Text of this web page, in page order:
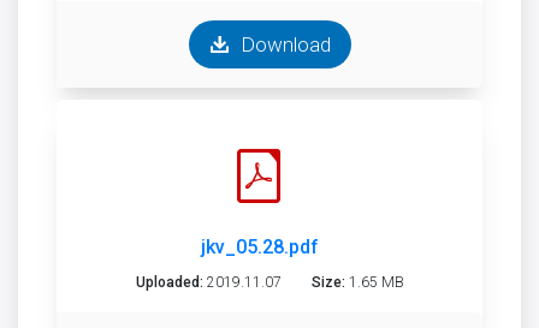
Download
jkv_05.28.pdf
Uploaded: 2019.11.07 Size: 1.65 MB